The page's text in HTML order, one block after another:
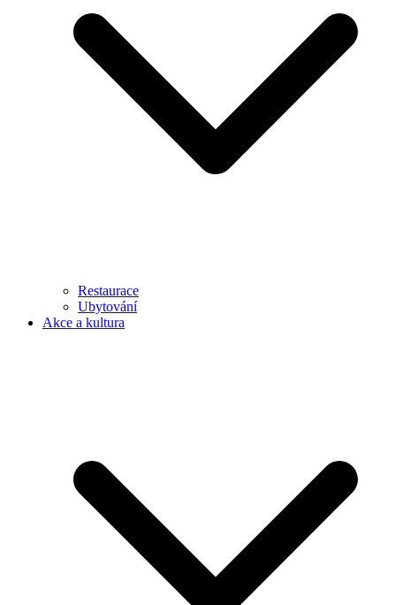
Restaurace
Ubytování
Akce a kultura